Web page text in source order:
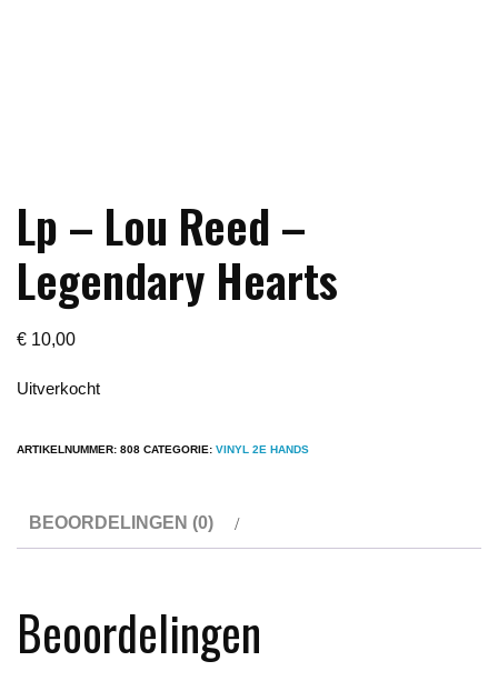
Lp – Lou Reed –
Legendary Hearts
€ 10,00
Uitverkocht
ARTIKELNUMMER: 808 CATEGORIE: VINYL 2E HANDS
BEOORDELINGEN (0)
Beoordelingen